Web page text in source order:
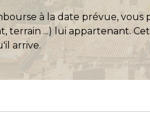
à la date prévue, vous
terrain ...) lui appartenant.
arrive.